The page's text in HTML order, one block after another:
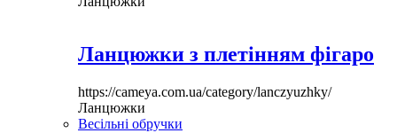
Ланцюжки з плетінням фігаро
https://cameya.com.ua/category/lanczyuzhky/
Ланцюжки
Весільні обручки